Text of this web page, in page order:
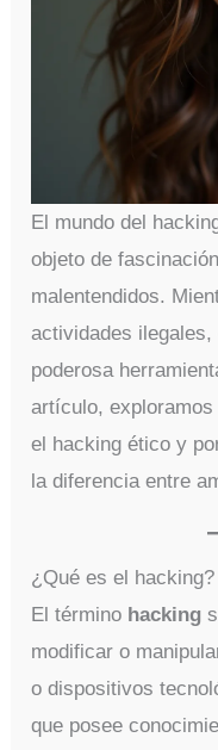
El mundo del
objeto de
malentendidos.
actividades
poderosa
artículo,
el hacking ético y
la diferencia entre
¿Qué es el hacking?
El término hacking
modificar o
o dispositivos
que posee